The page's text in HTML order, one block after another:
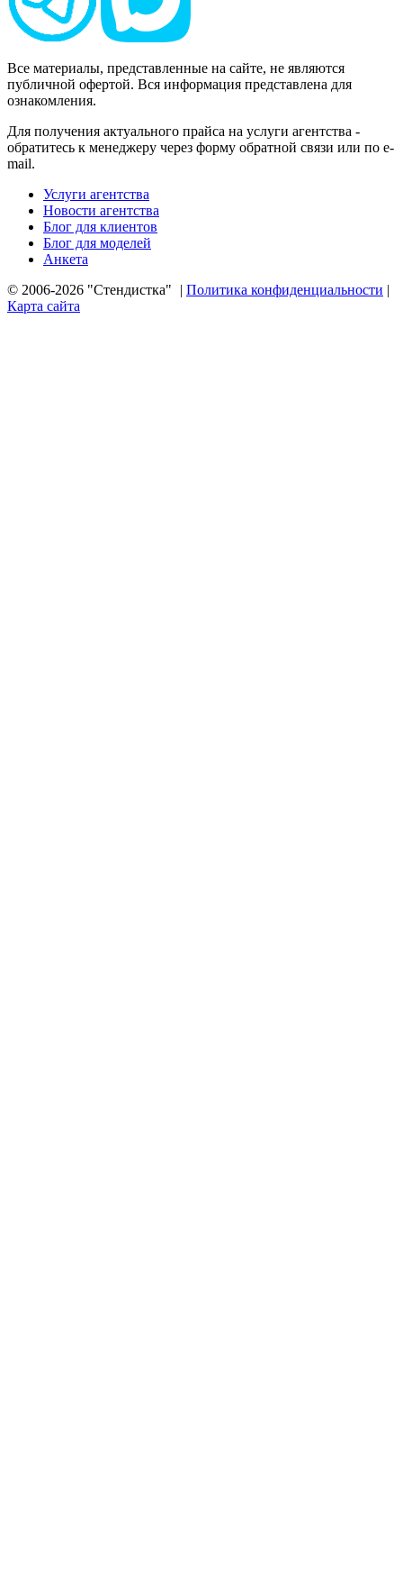
Все материалы, представленные на сайте, не являются
публичной офертой. Вся информация представлена для
ознакомления.
Для получения актуального прайса на услуги агентства -
обратитесь к менеджеру через форму обратной связи или по e-
mail.
Услуги агентства
Новости агентства
Блог для клиентов
Блог для моделей
Анкета
© 2006-2026 "Стендистка"
| Политика конфиденциальности |
Карта сайта